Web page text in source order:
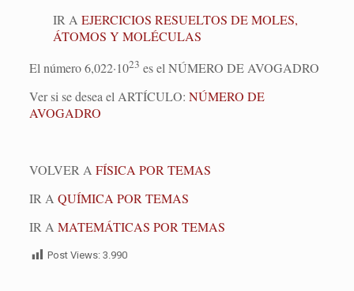
IR A EJERCICIOS RESUELTOS DE MOLES,
ÁTOMOS Y MOLÉCULAS
El número 6,022·1023 es el NÚMERO DE AVOGADRO
Ver si se desea el ARTÍCULO: NÚMERO DE
AVOGADRO
VOLVER A FÍSICA POR TEMAS
IR A QUÍMICA POR TEMAS
IR A MATEMÁTICAS POR TEMAS
Post Views: 3.990